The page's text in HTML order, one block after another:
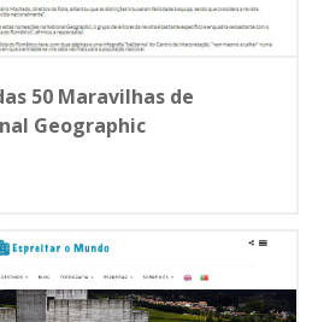
50 Maravilhas de
Geographic